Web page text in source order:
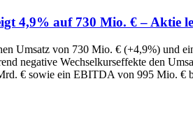
4,9% auf 730 Mio. € – Aktie
Umsatz von 730 Mio. € (+4,9%) und
negative Wechselkurseffekte den
€ sowie ein EBITDA von 995 Mio. €